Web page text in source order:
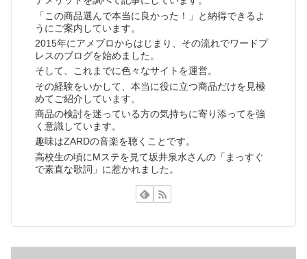
「この商品選んで本当に良かった！」と納得できるよ
うにご案内しています。
2015年にアメブロからはじまり、その流れでワードプ
レスのブログを始めました。
そして、これまでに色々なサイトを運営。
その経験をいかして、本当に役に立つ商品だけを見極
めてご紹介しています。
商品の検討を迷っている方の気持ちに寄り添ってを強
く意識しています。
趣味はZARDの音楽を聴くことです。
高校生の頃にMステを見て坂井泉水さんの「まっすぐ
で素直な歌詞」に惹かれました。